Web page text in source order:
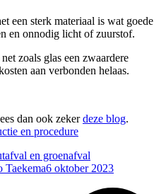
een sterk materiaal is wat goede
en onnodig licht of zuurstof.
zoals glas een zwaardere
aan verbonden helaas.
dan ook zekerdeze blog.
en procedure
en groenafval
Taekema6 oktober 2023